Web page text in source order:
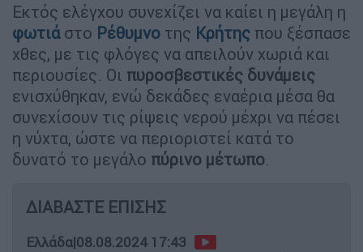
Εκτός ελέγχου συνεχίζει να καίει η μεγάλη η
φωτιά στο Ρέθυμνο της Κρήτης που ξέσπασε
χθες, με τις φλόγες να απειλούν χωριά και
περιουσίες. Οι πυροσβεστικές δυνάμεις
ενισχύθηκαν, ενώ δεκάδες εναέρια μέσα θα
συνεχίσουν τις ρίψεις νερού μέχρι να πέσει
η νύχτα, ώστε να περιοριστεί κατά το
δυνατό το μεγάλο πύρινο μέτωπο.
ΔΙΑΒΑΣΤΕ ΕΠΙΣΗΣ
Ελλάδα|08.08.2024 17:43